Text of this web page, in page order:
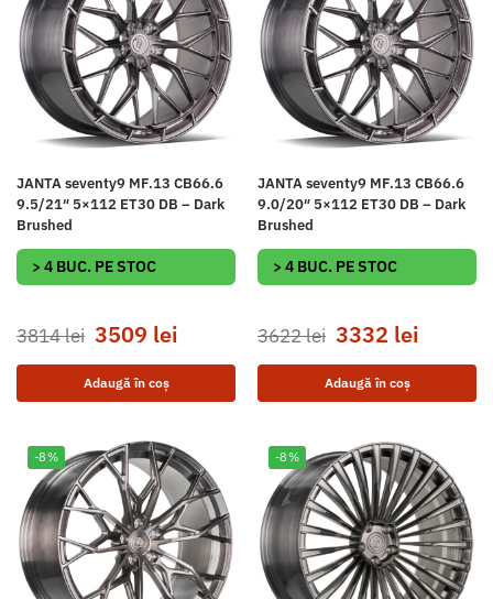
JANTA seventy9 MF.13 CB66.6
9.5/21″ 5×112 ET30 DB – Dark
Brushed
> 4 BUC. PE STOC
3814lei 3509 lei
Adaugă în coș
JANTA seventy9 MF.13 CB66.6
9.0/20″ 5×112 ET30 DB – Dark
Brushed
> 4 BUC. PE STOC
3622lei 3332 lei
Adaugă în coș
-8% -8%